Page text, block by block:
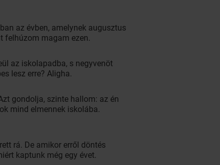
az évben, amelynek augusztus
felhúzom magam ezen.
az iskolapadba, s negyvenöt
lesz erre? Aligha.
gondolja, szinte hallom: az én
mind elmennek iskolába.
rá. De amikor erről döntés
kaptunk még egy évet.